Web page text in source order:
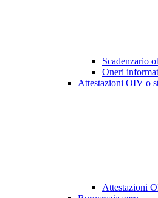
Scadenzario
Oneri
Attestazioni OIV o
Attestazioni